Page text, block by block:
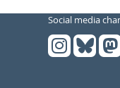
Social media